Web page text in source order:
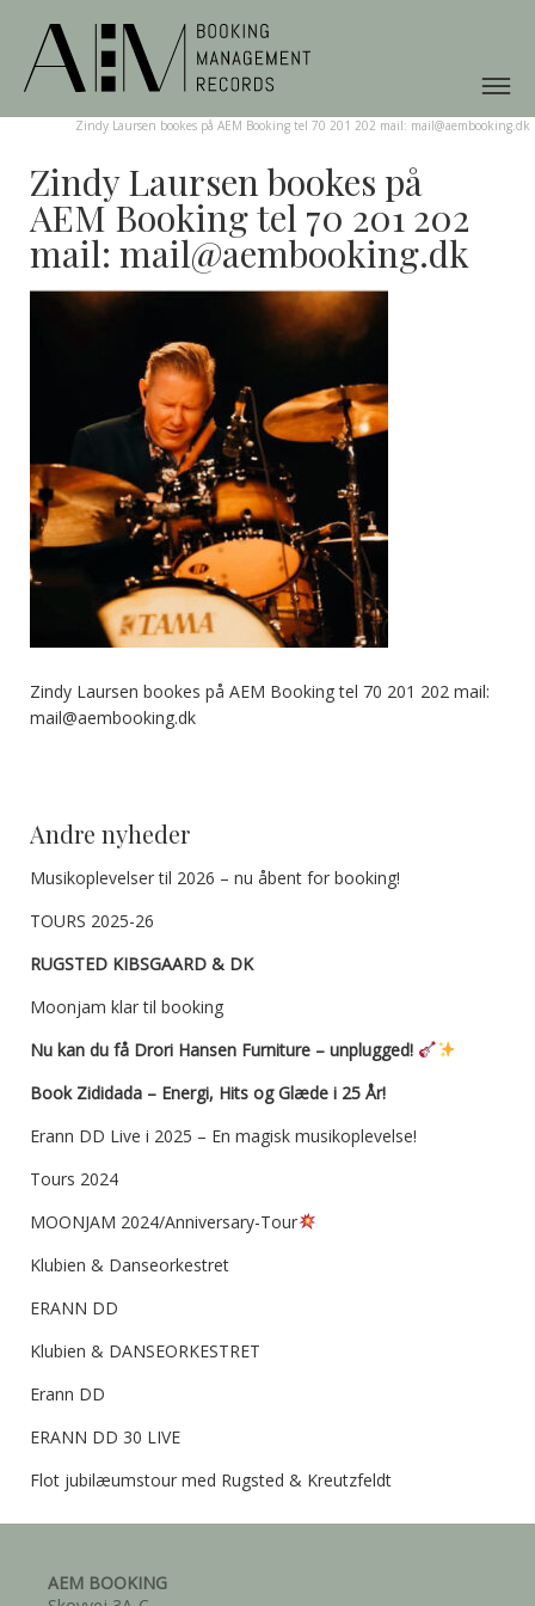
Zindy Laursen bookes på AEM Booking tel 70 201 202 mail: mail@aembooking.dk
Zindy Laursen bookes på
AEM Booking tel 70 201 202
mail: mail@aembooking.dk
Zindy Laursen bookes på AEM Booking tel 70 201 202 mail:
mail@aembooking.dk
Andre nyheder
Musikoplevelser til 2026 – nu åbent for booking!
TOURS 2025-26
RUGSTED KIBSGAARD & DK
Moonjam klar til booking
Nu kan du få Drori Hansen Furniture – unplugged!
Book Zididada – Energi, Hits og Glæde i 25 År!
Erann DD Live i 2025 – En magisk musikoplevelse!
Tours 2024
MOONJAM 2024/Anniversary-Tour
Klubien & Danseorkestret
ERANN DD
Klubien & DANSEORKESTRET
Erann DD
ERANN DD 30 LIVE
Flot jubilæumstour med Rugsted & Kreutzfeldt
AEM BOOKING